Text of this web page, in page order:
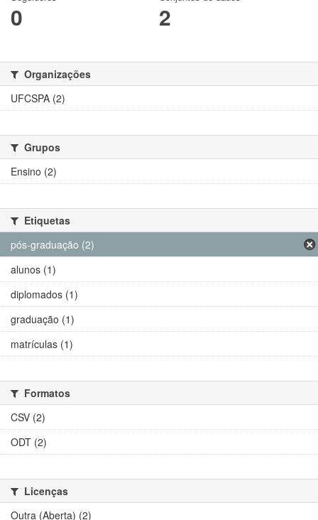
0 2
Organizações
UFCSPA (2)
Grupos
Ensino (2)
Etiquetas
pós-graduação (2)
alunos (1)
diplomados (1)
graduação (1)
matrículas (1)
Formatos
CSV (2)
ODT (2)
Licenças
Outra (Aberta) (2)